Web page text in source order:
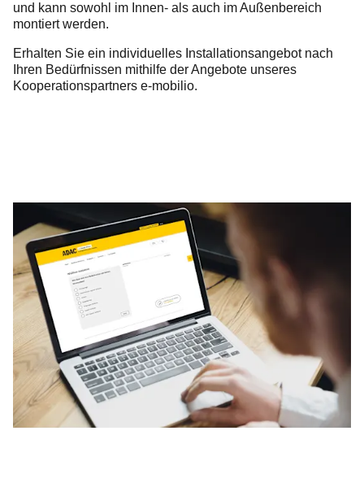
und kann sowohl im Innen- als auch im Außenbereich
montiert werden.
Erhalten Sie ein individuelles Installationsangebot nach
Ihren Bedürfnissen mithilfe der Angebote unseres
Kooperationspartners e-mobilio.